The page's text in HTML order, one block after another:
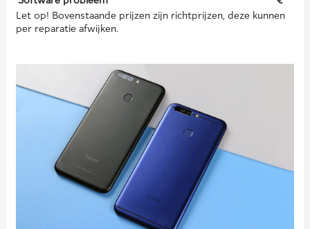
Let op! Bovenstaande prijzen zijn richtprijzen, deze kunnen
per reparatie afwijken.